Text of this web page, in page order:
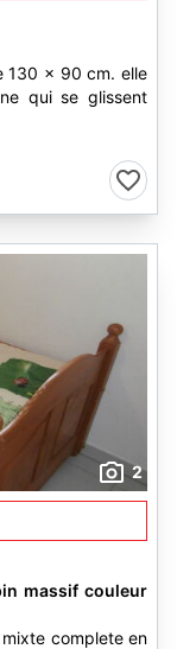
130 x 90 cm. elle
qui se glissent
2
massif couleur
complete en